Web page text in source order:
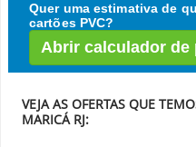
Quer uma estimativa de
cartões PVC?
Abrir calculador de
VEJA AS OFERTAS QUE
MARICÁ RJ: